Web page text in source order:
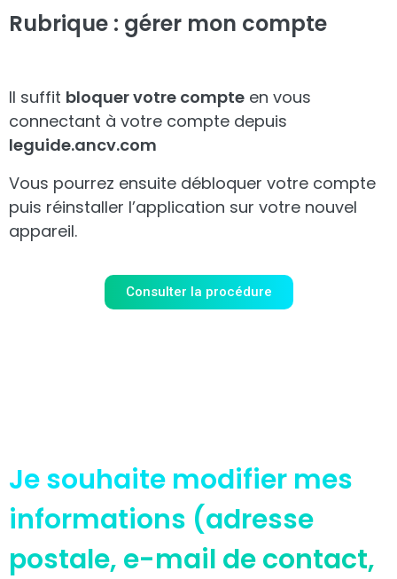
Rubrique : gérer mon compte
Il suffit bloquer votre compte en vous
connectant à votre compte depuis
leguide.ancv.com
Vous pourrez ensuite débloquer votre compte
puis réinstaller l’application sur votre nouvel
appareil.
Consulter la procédure
Je souhaite modifier mes
informations (adresse
postale, e-mail de contact,